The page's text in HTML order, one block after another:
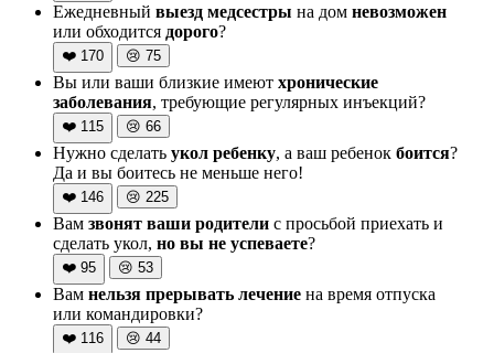
Ежедневный выезд медсестры на дом невозможен
или обходится дорого?
❤️ 170 😢 75
Вы или ваши близкие имеют хронические
заболевания, требующие регулярных инъекций?
❤️ 115 😢 66
Нужно сделать укол ребенку, а ваш ребенок боится?
Да и вы боитесь не меньше него!
❤️ 146 😢 225
Вам звонят ваши родители с просьбой приехать и
сделать укол, но вы не успеваете?
❤️ 95 😢 53
Вам нельзя прерывать лечение на время отпуска
или командировки?
❤️ 116 😢 44